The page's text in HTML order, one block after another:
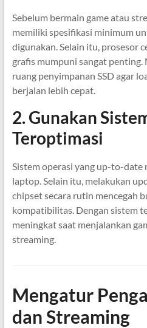
Sebelum bermain game atau
memiliki spesifikasi minimum
digunakan. Selain itu, prosesor
grafis mumpuni sangat
ruang penyimpanan SSD agar
berjalan lebih cepat.
2. Gunakan
Teroptimasi
Sistem operasi yang up-to-date
laptop. Selain itu, melakukan
chipset secara rutin mencegah
kompatibilitas. Dengan sistem
meningkat saat menjalankan
streaming.
Mengatur
dan Streaming